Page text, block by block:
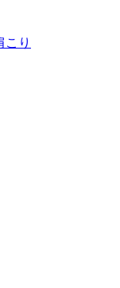
こり